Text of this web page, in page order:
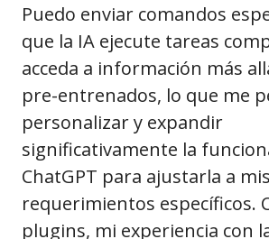
Puedo enviar comandos
que la IA ejecute tareas
acceda a información más
pre-entrenados, lo que me
personalizar y expandir
significativamente la
ChatGPT para ajustarla a mis
requerimientos específicos.
plugins, mi experiencia con